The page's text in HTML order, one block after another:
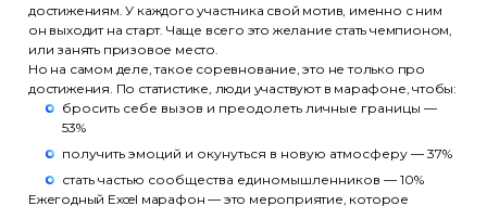
достижениям. У каждого участника свой мотив, именно с ним
он выходит на старт. Чаще всего это желание стать чемпионом,
или занять призовое место.
Но на самом деле, такое соревнование, это не только про
достижения. По статистике, люди участвуют в марафоне, чтобы:
бросить себе вызов и преодолеть личные границы —
53%
получить эмоций и окунуться в новую атмосферу — 37%
стать частью сообщества единомышленников — 10%
Ежегодный Excel марафон — это мероприятие, которое